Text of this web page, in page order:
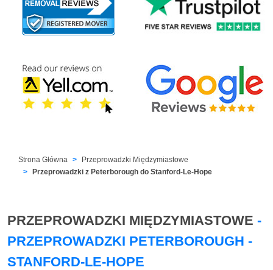
Strona Główna
Przeprowadzki Międzymiastowe
Przeprowadzki z Peterborough do Stanford-Le-Hope
PRZEPROWADZKI MIĘDZYMIASTOWE -
PRZEPROWADZKI PETERBOROUGH -
STANFORD-LE-HOPE